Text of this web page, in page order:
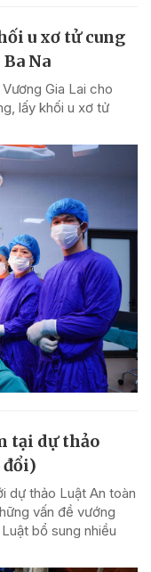
u xơ tử cung
Na
Gia Lai cho
lấy khối u xơ tử
tại dự thảo
đổi)
dự thảo Luật An toàn
vấn đề vướng
bổ sung nhiều